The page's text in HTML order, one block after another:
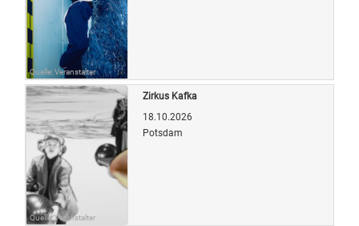
Quelle: Veranstalter
Quelle: Veranstalter
Zirkus Kafka
18.10.2026
Potsdam